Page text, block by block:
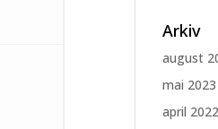
Arkiv
august
mai 2023
april 2022